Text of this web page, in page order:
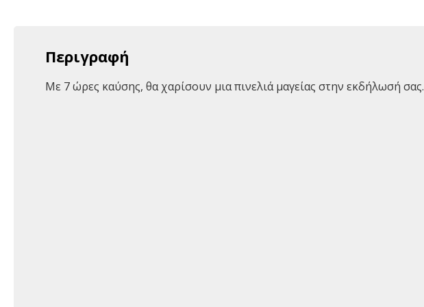
Περιγραφή
Με 7 ώρες καύσης, θα χαρίσουν μια πινελιά μαγείας στην εκδήλωσή σας.